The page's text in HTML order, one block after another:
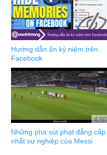
Hướng dẫn ẩn kỷ niệm trên
Facebook
4:50
Những pha sút phạt đẳng cấp
nhất sự nghiệp của Messi